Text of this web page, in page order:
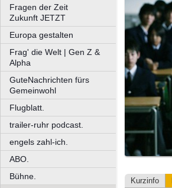
Fragen der Zeit
Zukunft JETZT
Europa gestalten
Frag' die Welt | Gen Z &
Alpha
GuteNachrichten fürs
Gemeinwohl
Flugblatt.
trailer-ruhr podcast.
engels zahl-ich.
ABO.
Bühne.
Kurzinfo